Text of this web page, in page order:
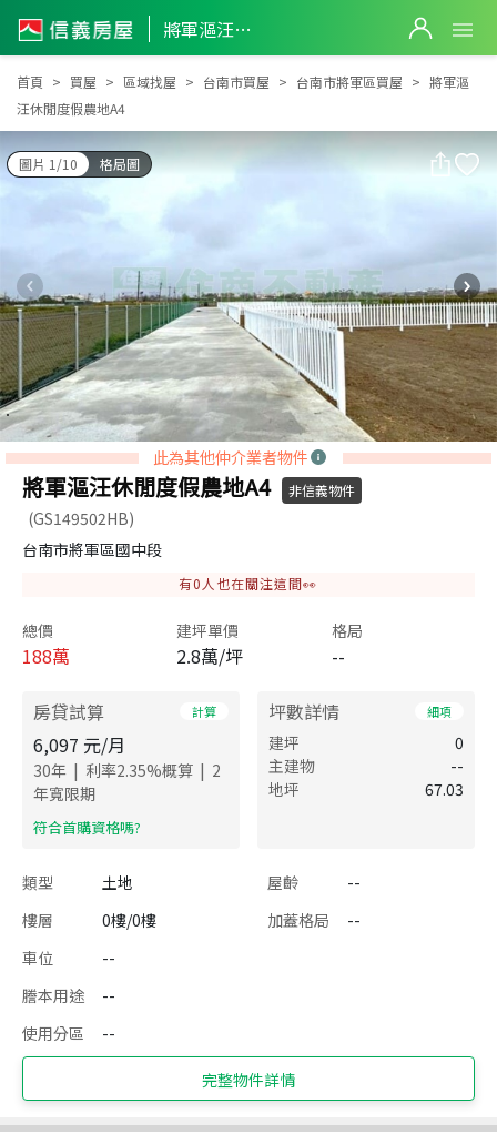
將軍漚汪休閒度假農地A4
將軍漚汪休閒度假農地A4
首頁 買屋 區域找屋 台南市買屋 台南市將軍區買屋
將軍漚
汪休閒度假農地A4
圖片 1/10 格局圖
此為其他仲介業者物件
將軍漚汪休閒度假農地A4 非信義物件
(GS149502HB)
台南市將軍區國中段
有0 人也在關注這間👀
總價
188萬
建坪單價
2.8萬/坪
格局
--
房貸試算 計算
6,097 元/月
30年 | 利率2.35%概算 | 2
年寬限期
​符合首購資格嗎?
坪數詳情 細項
建坪
0
主建物
--
地坪
67.03
類型 土地 屋齡
--
樓層
0樓/0樓 加蓋格局
--
車位
--
謄本用途
--
使用分區
--
完整物件詳情